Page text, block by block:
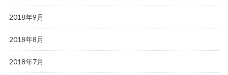
2018年9月
2018年8月
2018年7月